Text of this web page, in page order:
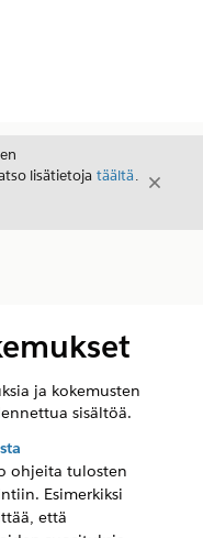
lisätietoja täältä.
Sulje
ja kokemusten
sisältöä.
ohjeita tulosten
Esimerkiksi
että